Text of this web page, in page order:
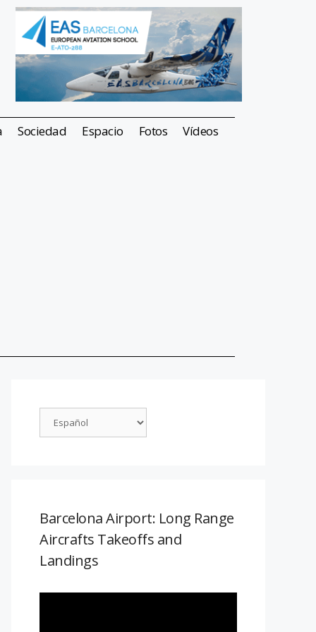
Sociedad Espacio Fotos Vídeos
Barcelona Airport: Long Range
Aircrafts Takeoffs and
Landings